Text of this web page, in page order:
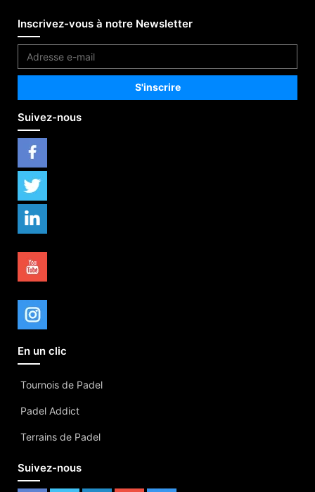
Inscrivez-vous à notre Newsletter
Suivez-nous
En un clic
Tournois de Padel
Padel Addict
Terrains de Padel
Suivez-nous